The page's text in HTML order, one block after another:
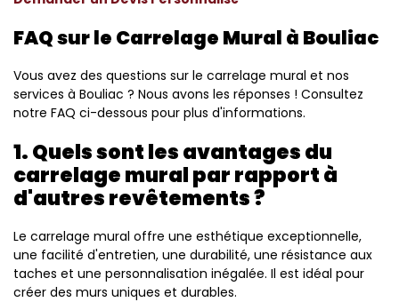
FAQ sur le Carrelage Mural à Bouliac
Vous avez des questions sur le carrelage mural et nos
services à Bouliac ? Nous avons les réponses ! Consultez
notre FAQ ci-dessous pour plus d'informations.
1. Quels sont les avantages du
carrelage mural par rapport à
d'autres revêtements ?
Le carrelage mural offre une esthétique exceptionnelle,
une facilité d'entretien, une durabilité, une résistance aux
taches et une personnalisation inégalée. Il est idéal pour
créer des murs uniques et durables.